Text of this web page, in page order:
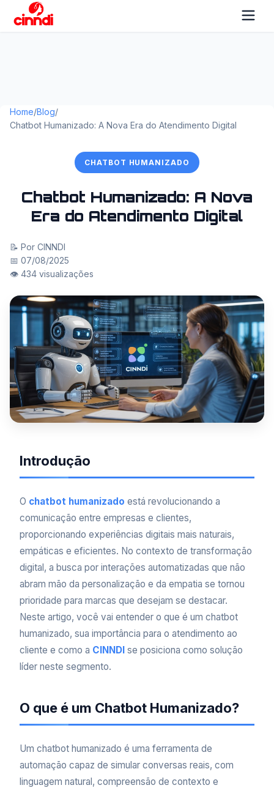
Home/Blog/
Chatbot Humanizado: A Nova Era do Atendimento Digital
CHATBOT HUMANIZADO
Chatbot Humanizado: A Nova
Era do Atendimento Digital
📝 Por CINNDI
📅 07/08/2025
👁️ 434 visualizações
Introdução
O chatbot humanizado está revolucionando a
comunicação entre empresas e clientes,
proporcionando experiências digitais mais naturais,
empáticas e eficientes. No contexto de transformação
digital, a busca por interações automatizadas que não
abram mão da personalização e da empatia se tornou
prioridade para marcas que desejam se destacar.
Neste artigo, você vai entender o que é um chatbot
humanizado, sua importância para o atendimento ao
cliente e como a CINNDI se posiciona como solução
líder neste segmento.
O que é um Chatbot Humanizado?
Um chatbot humanizado é uma ferramenta de
automação capaz de simular conversas reais, com
linguagem natural, compreensão de contexto e